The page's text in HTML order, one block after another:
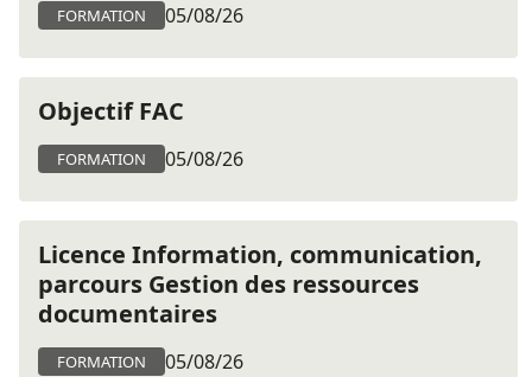
FORMATION 05/08/26
Objectif FAC
FORMATION 05/08/26
Licence Information, communication,
parcours Gestion des ressources
documentaires
FORMATION 05/08/26